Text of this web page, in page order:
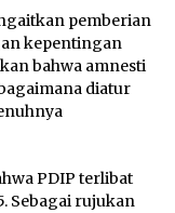
pemberian
kepentingan
bahwa amnesti
diatur
PDIP terlibat
Sebagai rujukan